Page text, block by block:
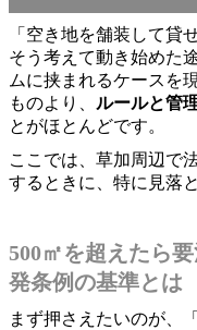
「空き地を舗装して貸
そう考えて動き始めた
ムに挟まれるケースを
ものより、 ルールと管
とがほとんどです。
ここでは、草加周辺で
するときに、特に見落
500㎡を超えたら
発条例の基準とは
まず押さえたいのが、